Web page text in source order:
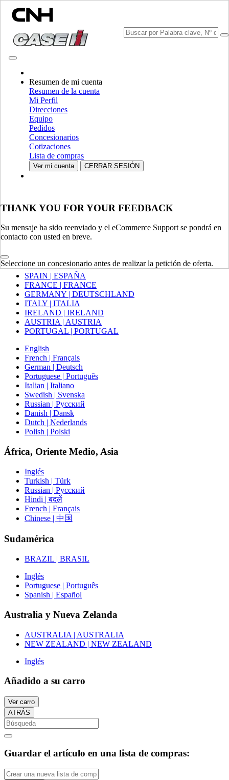
Resumen de mi cuenta
Resumen de la cuenta
Mi Perfil
Direcciones
Equipo
Pedidos
Concesionarios
Cotizaciones
Lista de compras
Ver mi cuenta CERRAR SESIÓN
THANK YOU FOR YOUR FEEDBACK
Su mensaje ha sido reenviado y el eCommerce Support se pondrá en
contacto con usted en breve.
Seleccione un concesionario antes de realizar la petición de oferta.
CONSULTAR CATÁLOGOS
SELECCIONA TU PAÍS O IDIOMA
Norteamérica
CANADA (English)
Mexico | México
REINO UNIDO
SPAIN | ESPAÑA
FRANCE | FRANCE
GERMANY | DEUTSCHLAND
ITALY | ITALIA
IRELAND | IRELAND
AUSTRIA | AUSTRIA
PORTUGAL | PORTUGAL
English
French | Français
German | Deutsch
Portuguese | Português
Italian | Italiano
Swedish | Svenska
Russian | Русский
Danish | Dansk
Dutch | Nederlands
Polish | Polski
África, Oriente Medio, Asia
Inglés
Turkish | Türk
Russian | Русский
Hindi | बदलें
French | Français
Chinese | 中国
Sudamérica
BRAZIL | BRASIL
Inglés
Portuguese | Português
Spanish | Español
Australia y Nueva Zelanda
AUSTRALIA | AUSTRALIA
NEW ZEALAND | NEW ZEALAND
Inglés
Añadido a su carro
Ver carro
ATRÁS
Guardar el artículo en una lista de compras: